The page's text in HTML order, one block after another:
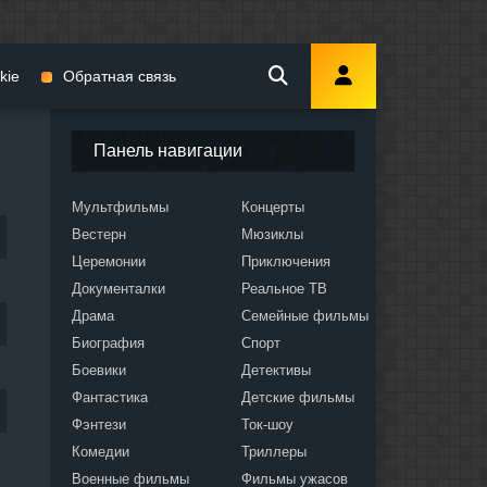
Панель навигации
Мультфильмы
Вестерн
Церемонии
Документалки
Драма
Биография
Боевики
Фантастика
Фэнтези
Комедии
Военные фильмы
Концерты
Мюзиклы
Приключения
Реальное ТВ
Семейные фильмы
Спорт
Детективы
Детские фильмы
Ток-шоу
Триллеры
Фильмы ужасов
Обратная связь